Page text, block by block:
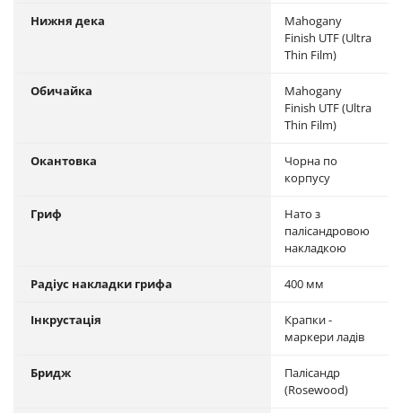
Нижня дека
Mahogany
Finish UTF (Ultra
Thin Film)
Обичайка
Mahogany
Finish UTF (Ultra
Thin Film)
Окантовка
Чорна по
корпусу
Гриф
Нато з
палісандровою
накладкою
Радіус накладки грифа 400 мм
Інкрустація
Крапки -
маркери ладів
Бридж
Палісандр
(Rosewood)